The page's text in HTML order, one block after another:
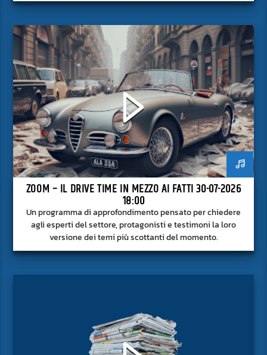
ZOOM – IL DRIVE TIME IN MEZZO AI FATTI 30-07-2026
18:00
Un programma di approfondimento pensato per chiedere
agli esperti del settore, protagonisti e testimoni la loro
versione dei temi più scottanti del momento.